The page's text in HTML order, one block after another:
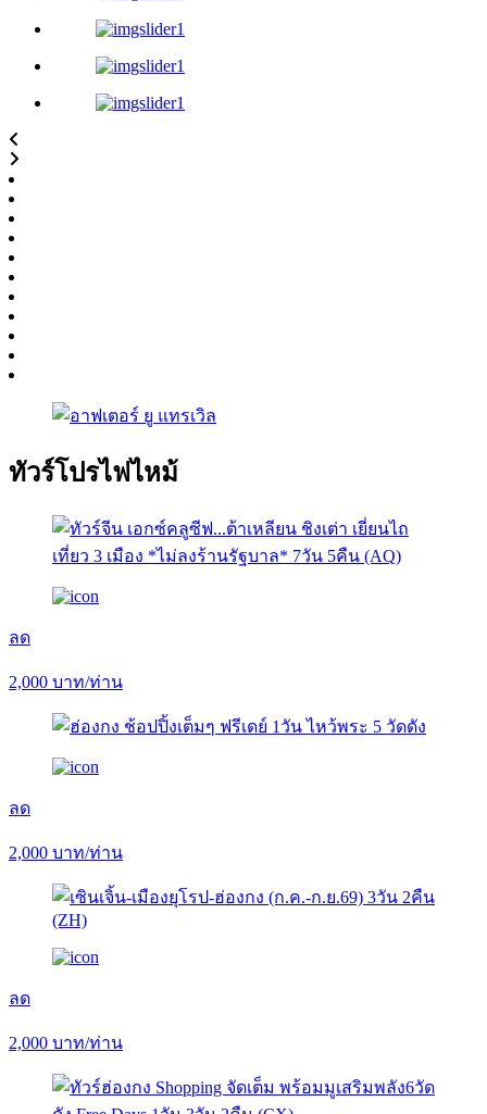
ทัวร์โปรไฟไหม้
ลด
2,000 บาท/ท่าน
ลด
2,000 บาท/ท่าน
ลด
2,000 บาท/ท่าน